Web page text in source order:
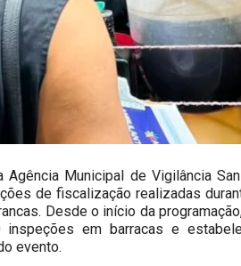
Municipal de Vigilância
de fiscalização realizadas
Desde o início da
em barracas e
evento.